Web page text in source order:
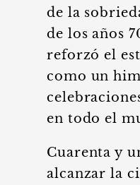
de la
de los años
reforzó el
como un
en todo el
Cuarenta y
alcanzar la